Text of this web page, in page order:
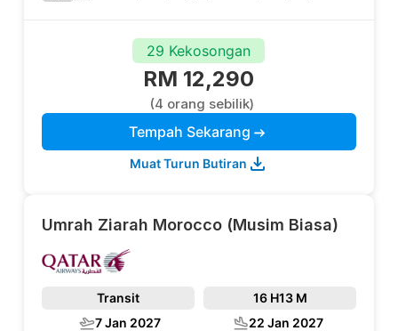
29 Kekosongan
RM 12,290
(4 orang sebilik)
Tempah Sekarang
Muat Turun Butiran
Umrah Ziarah Morocco (Musim Biasa)
Transit 16 H13 M
7 Jan 2027
22 Jan 2027